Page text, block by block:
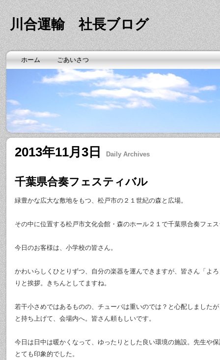
川合運輸 社長ブログ
ホーム ごあいさつ
2013年11月3日 Daily Archives
千葉県合奏フェスティバル
緑豊かな広大な敷地をもつ、松戸市の２１世紀の森と広場。
その中に位置する松戸市文化会館・森のホール２１で千葉県合奏フェ
今日のお客様は、小学校の皆さん。
かわいらしくひとりずつ、自分の楽器を運んできますが、皆さん「よ
りと挨拶。きちんとしてますね。
若干小さめではあるものの、チューバは重いのでは？と心配しました
と持ち上げて、会場内へ。皆さん頼もしいです。
今日は日中は暖かくなって、ゆったりとした良い環境の施設。先生や
とても印象的でした。